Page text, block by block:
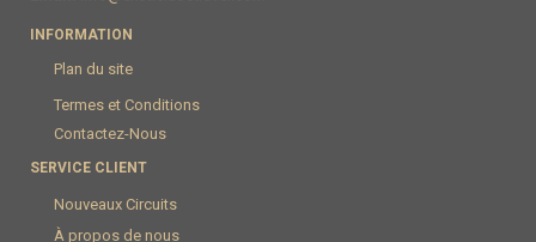
INFORMATION
Plan du site
Termes et Conditions
Contactez-Nous
SERVICE CLIENT
Nouveaux Circuits
À propos de nous